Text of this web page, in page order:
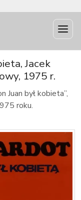
Jacek
1975 r.
Juan był kobieta”,
roku.